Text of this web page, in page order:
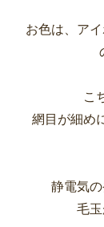
お色は、ア
こ
網目が細め
静電気
毛